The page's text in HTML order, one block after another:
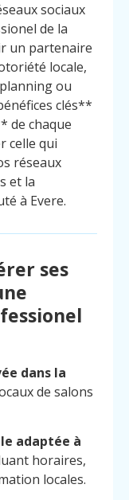
sociaux
de la
un partenaire
locale,
ou
clés**
de chaque
celle qui
réseaux
et la
à Evere.
ses
dans la
de salons
adaptée à
horaires,
locales.